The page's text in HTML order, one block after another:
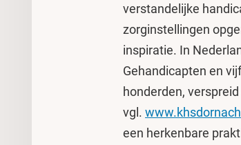
verstandelijke
zorginstellingen
inspiratie. In
Gehandicapten en
honderden,
vgl.
een herkenbare